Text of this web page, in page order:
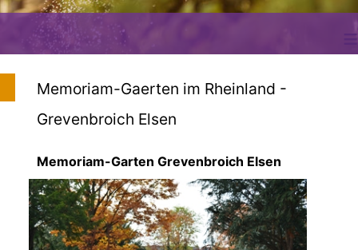
≡
Memoriam-Gaerten im Rheinland -
Grevenbroich Elsen
Memoriam-Garten Grevenbroich Elsen